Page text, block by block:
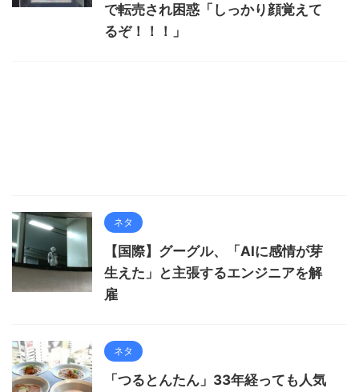
で転売され困惑「しっかり顔覚えて
るぞ！！！」
ネタ
【国際】グーグル、「AIに感情が芽
生えた」と主張するエンジニアを解
雇
ネタ
「つるとんたん」33年経っても人気